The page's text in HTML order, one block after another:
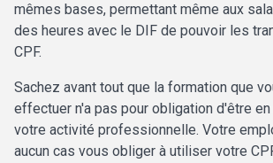
mêmes bases, permettant même aux
des heures avec le DIF de pouvoir les
CPF.
Sachez avant tout que la formation que
effectuer n'a pas pour obligation d'être
votre activité professionnelle. Votre
aucun cas vous obliger à utiliser votre